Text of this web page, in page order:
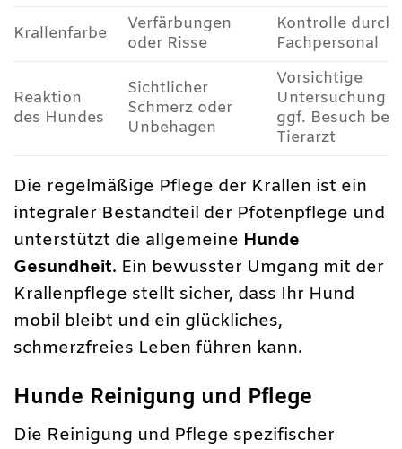
Krallenfarbe
Verfärbungen
oder Risse
Kontrolle durch
Fachpersonal
Reaktion
des Hundes
Sichtlicher
Schmerz oder
Unbehagen
Vorsichtige
Untersuchung
ggf. Besuch
Tierarzt
Die regelmäßige Pflege der Krallen ist ein
integraler Bestandteil der Pfotenpflege und
unterstützt die allgemeine Hunde
Gesundheit. Ein bewusster Umgang mit der
Krallenpflege stellt sicher, dass Ihr Hund
mobil bleibt und ein glückliches,
schmerzfreies Leben führen kann.
Hunde Reinigung und Pflege
Die Reinigung und Pflege spezifischer